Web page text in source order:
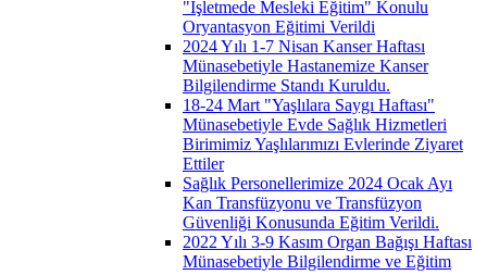
"İşletmede Mesleki Eğitim" Konulu
Oryantasyon Eğitimi Verildi
2024 Yılı 1-7 Nisan Kanser Haftası
Münasebetiyle Hastanemize Kanser
Bilgilendirme Standı Kuruldu.
18-24 Mart "Yaşlılara Saygı Haftası"
Münasebetiyle Evde Sağlık Hizmetleri
Birimimiz Yaşlılarımızı Evlerinde Ziyaret
Ettiler
Sağlık Personellerimize 2024 Ocak Ayı
Kan Transfüzyonu ve Transfüzyon
Güvenliği Konusunda Eğitim Verildi.
2022 Yılı 3-9 Kasım Organ Bağışı Haftası
Münasebetiyle Bilgilendirme ve Eğitim